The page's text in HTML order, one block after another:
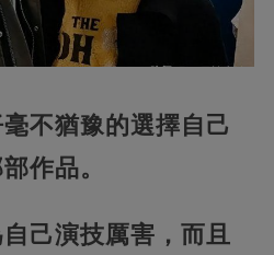
不猶豫的選擇自己
作品。
己演技厲害，而且